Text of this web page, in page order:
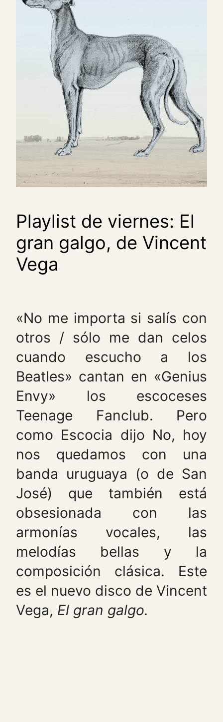
Playlist de viernes: El
gran galgo, de Vincent
Vega
«No me importa si salís con
otros / sólo me dan celos
cuando escucho a los
Beatles» cantan en «Genius
Envy» los escoceses
Teenage Fanclub. Pero
como Escocia dijo No, hoy
nos quedamos con una
banda uruguaya (o de San
José) que también está
obsesionada con las
armonías vocales, las
melodías bellas y la
composición clásica. Este
es el nuevo disco de Vincent
Vega, El gran galgo.